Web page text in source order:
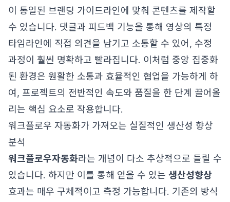
이 통일된 브랜딩 가이드라인에 맞춰 콘텐츠를 제작할
수 있습니다. 댓글과 피드백 기능을 통해 영상의 특정
타임라인에 직접 의견을 남기고 소통할 수 있어, 수정
과정이 훨씬 명확하고 빨라집니다. 이처럼 중앙 집중화
된 환경은 원활한 소통과 효율적인 협업을 가능하게 하
여, 프로젝트의 전반적인 속도와 품질을 한 단계 끌어올
리는 핵심 요소로 작용합니다.
워크플로우 자동화가 가져오는 실질적인 생산성 향상
분석
워크플로우자동화라는 개념이 다소 추상적으로 들릴 수
있습니다. 하지만 이를 통해 얻을 수 있는 생산성향상
효과는 매우 구체적이고 측정 가능합니다. 기존의 방식